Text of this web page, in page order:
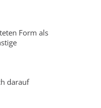
Form als
darauf